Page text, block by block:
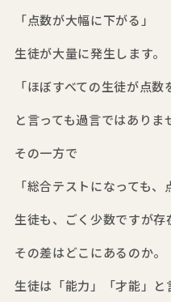
「点数が大幅に下がる」
生徒が大量に発生します。
「ほぼすべての生徒が点数
と言っても過言ではありま
その一方で
「総合テストになっても、
生徒も、ごく少数ですが存
その差はどこにあるのか。
生徒は「能力」「才能」と